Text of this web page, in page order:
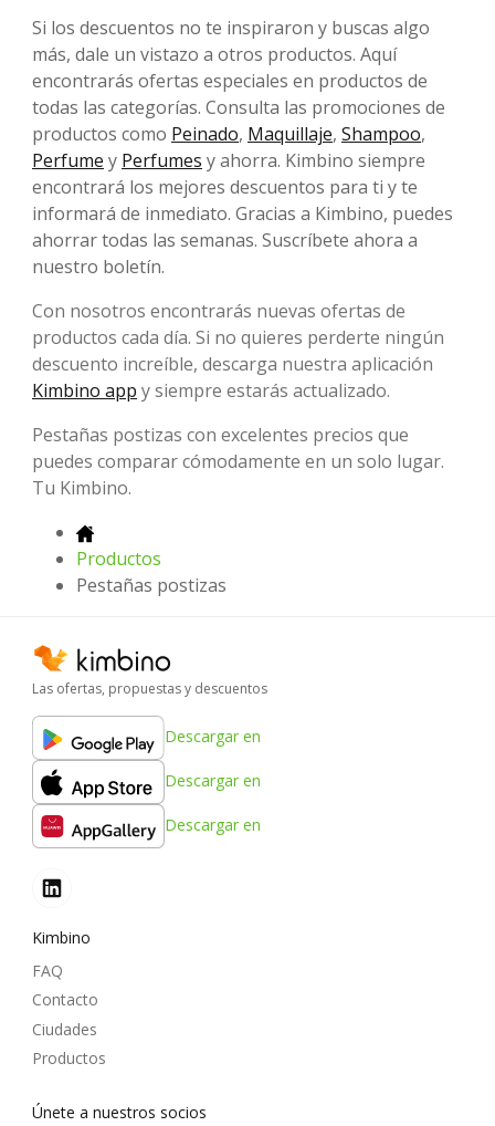
Si los descuentos no te inspiraron y buscas algo
más, dale un vistazo a otros productos. Aquí
encontrarás ofertas especiales en productos de
todas las categorías. Consulta las promociones de
productos como Peinado, Maquillaje, Shampoo,
Perfume y Perfumes y ahorra. Kimbino siempre
encontrará los mejores descuentos para ti y te
informará de inmediato. Gracias a Kimbino, puedes
ahorrar todas las semanas. Suscríbete ahora a
nuestro boletín.
Con nosotros encontrarás nuevas ofertas de
productos cada día. Si no quieres perderte ningún
descuento increíble, descarga nuestra aplicación
Kimbino app y siempre estarás actualizado.
Pestañas postizas con excelentes precios que
puedes comparar cómodamente en un solo lugar.
Tu Kimbino.
Productos
Pestañas postizas
Las ofertas, propuestas y descuentos
Descargar en
Descargar en
Descargar en
Kimbino
FAQ
Contacto
Ciudades
Productos
Únete a nuestros socios